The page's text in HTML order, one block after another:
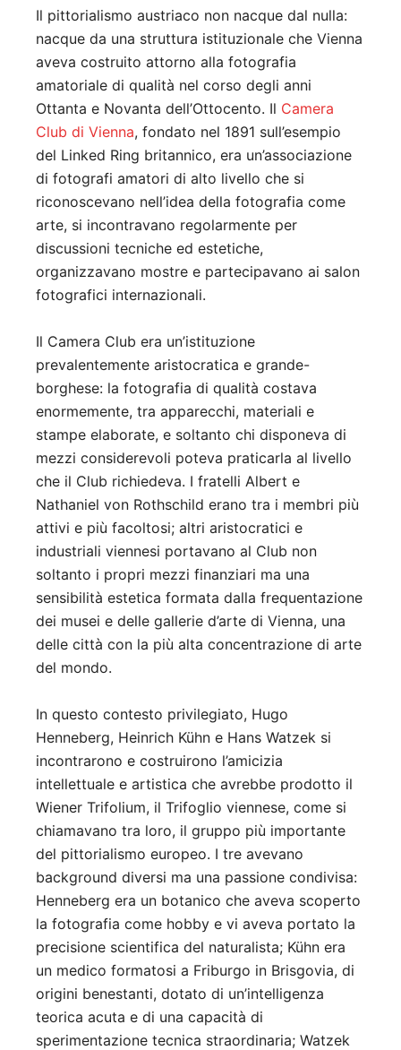
Il pittorialismo austriaco non nacque dal nulla:
nacque da una struttura istituzionale che Vienna
aveva costruito attorno alla fotografia
amatoriale di qualità nel corso degli anni
Ottanta e Novanta dell’Ottocento. Il Camera
Club di Vienna, fondato nel 1891 sull’esempio
del Linked Ring britannico, era un’associazione
di fotografi amatori di alto livello che si
riconoscevano nell’idea della fotografia come
arte, si incontravano regolarmente per
discussioni tecniche ed estetiche,
organizzavano mostre e partecipavano ai salon
fotografici internazionali.
Il Camera Club era un’istituzione
prevalentemente aristocratica e grande-
borghese: la fotografia di qualità costava
enormemente, tra apparecchi, materiali e
stampe elaborate, e soltanto chi disponeva di
mezzi considerevoli poteva praticarla al livello
che il Club richiedeva. I fratelli Albert e
Nathaniel von Rothschild erano tra i membri più
attivi e più facoltosi; altri aristocratici e
industriali viennesi portavano al Club non
soltanto i propri mezzi finanziari ma una
sensibilità estetica formata dalla frequentazione
dei musei e delle gallerie d’arte di Vienna, una
delle città con la più alta concentrazione di arte
del mondo.
In questo contesto privilegiato, Hugo
Henneberg, Heinrich Kühn e Hans Watzek si
incontrarono e costruirono l’amicizia
intellettuale e artistica che avrebbe prodotto il
Wiener Trifolium, il Trifoglio viennese, come si
chiamavano tra loro, il gruppo più importante
del pittorialismo europeo. I tre avevano
background diversi ma una passione condivisa:
Henneberg era un botanico che aveva scoperto
la fotografia come hobby e vi aveva portato la
precisione scientifica del naturalista; Kühn era
un medico formatosi a Friburgo in Brisgovia, di
origini benestanti, dotato di un’intelligenza
teorica acuta e di una capacità di
sperimentazione tecnica straordinaria; Watzek